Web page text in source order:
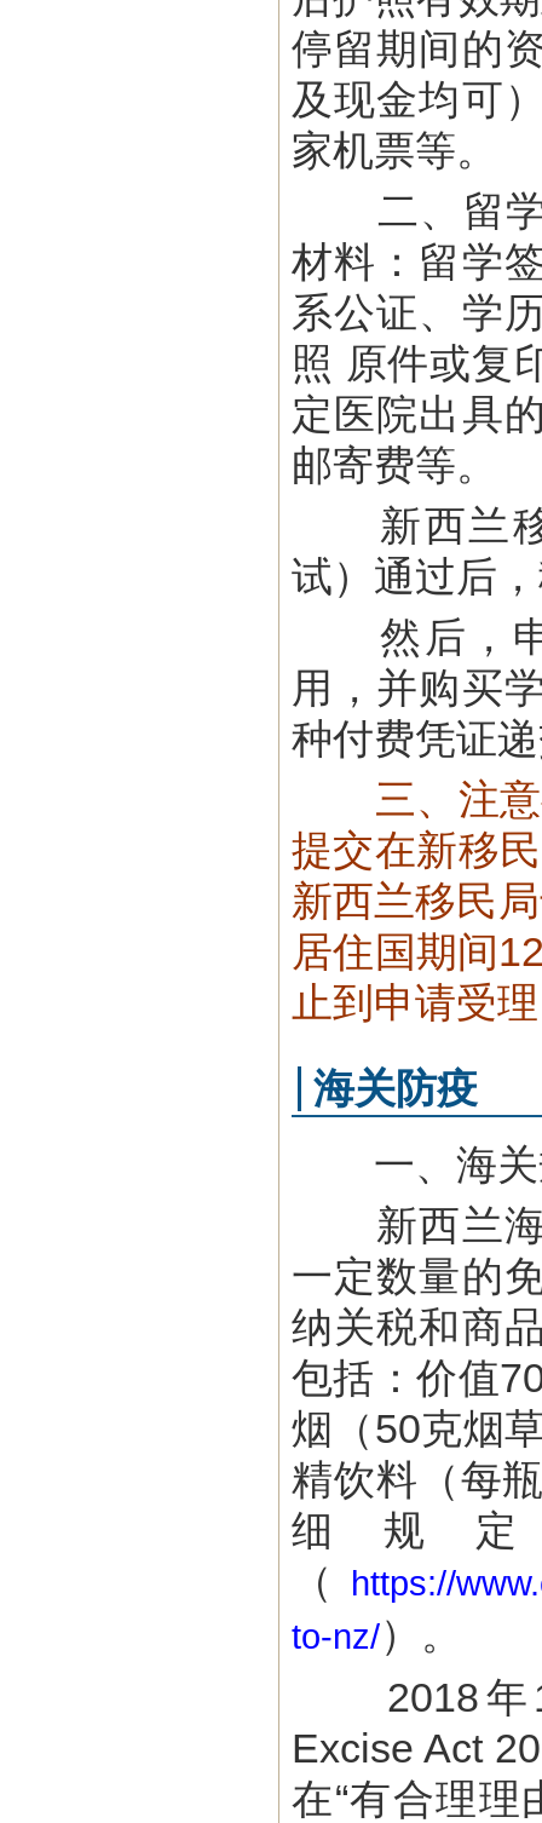
停留期间的
及现金均可
家机票等。
二、留学
材料：留学
系公证、学
照 原件或复
定医院出具
邮寄费等。
新西兰移
试）通过后
然后，申
用，并购买
种付费凭证
三、注
提交在新移
新西兰移民
居住国期间
止到申请受
海关防疫
一、海关
新西兰海
一定数量的
纳关税和商
包括：价值
烟（50克烟
精饮料（每
细规
（
https://
to-nz/）。
2018年10
Excise Act
在“有合理理